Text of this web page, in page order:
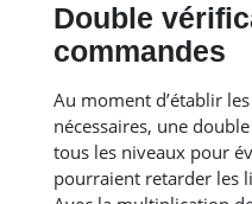
Double
commandes
Au moment d’établir
nécessaires, une
tous les niveaux pour
pourraient retarder les